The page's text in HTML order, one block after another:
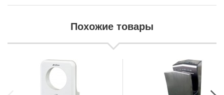
Похожие товары